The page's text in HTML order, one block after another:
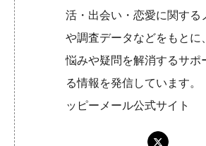
活・出会い・恋愛に関する
や調査データなどをもとに
悩みや疑問を解消するサポ
る情報を発信していま
ッピーメール公式サイト